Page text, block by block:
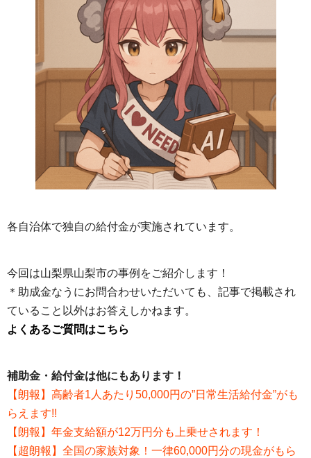
各自治体で独自の給付金が実施されています。
今回は山梨県山梨市の事例をご紹介します！
＊助成金なうにお問合わせいただいても、記事で掲載され
ていること以外はお答えしかねます。
よくあるご質問はこちら
補助金・給付金は他にもあります！
【朗報】高齢者1人あたり50,000円の”日常生活給付金”がも
らえます!!
【朗報】年金支給額が12万円分も上乗せされます！
【超朗報】全国の家族対象！一律60,000円分の現金がもら